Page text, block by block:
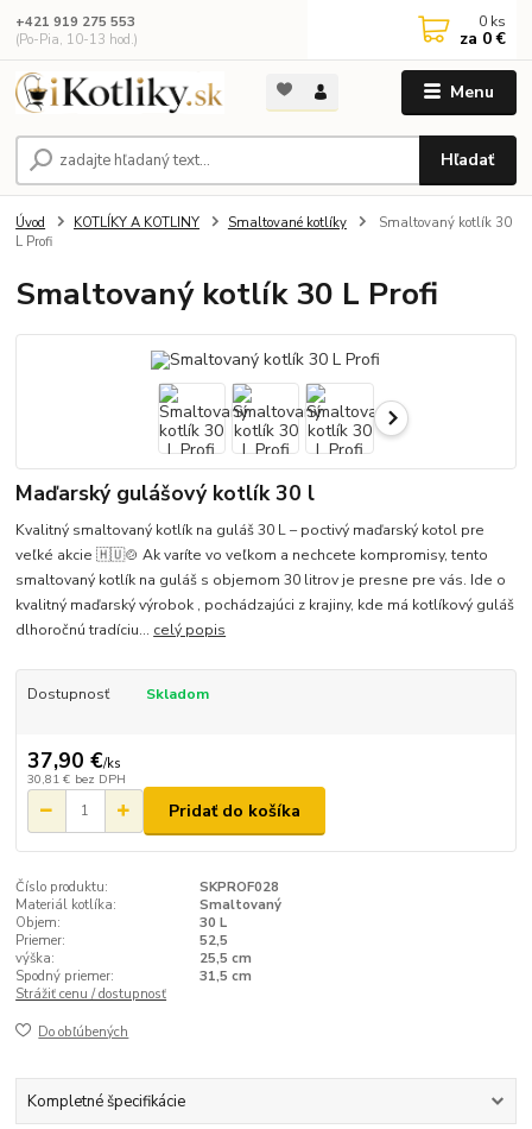
Menu
Hľadať
+421 919 275 553
(Po-Pia, 10-13 hod.)
0 ks
za 0 €
Úvod KOTLÍKY A KOTLINY Smaltované kotlíky
Smaltovaný kotlík 30
L Profi
Smaltovaný kotlík 30 L Profi
Maďarský gulášový kotlík 30 l
Kvalitný smaltovaný kotlík na guláš 30 L – poctivý maďarský kotol pre
veľké akcie 🇭🇺🍲 Ak varíte vo veľkom a nechcete kompromisy, tento
smaltovaný kotlík na guláš s objemom 30 litrov je presne pre vás. Ide o
kvalitný maďarský výrobok , pochádzajúci z krajiny, kde má kotlíkový guláš
dlhoročnú tradíciu... celý popis
Dostupnosť Skladom
37,90 €/ks
30,81 € bez DPH
Pridať do košíka
Číslo produktu:
SKPROF028
Materiál kotlíka:
Smaltovaný
Objem:
30 L
Priemer:
52,5
výška:
25,5 cm
Spodný priemer:
31,5 cm
Strážiť cenu / dostupnosť
Do obľúbených
Kompletné špecifikácie